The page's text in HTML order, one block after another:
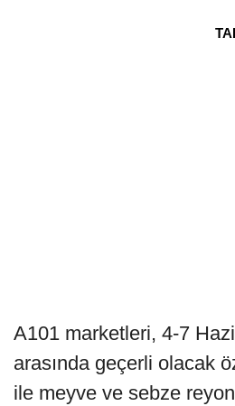
A101 marketleri, 4-7
arasında geçerli olacak
ile meyve ve sebze